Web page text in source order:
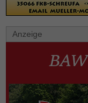
Anzeige